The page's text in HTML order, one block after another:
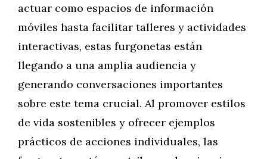
actuar como espacios de información
móviles hasta facilitar talleres y actividades
interactivas, estas furgonetas están
llegando a una amplia audiencia y
generando conversaciones importantes
sobre este tema crucial. Al promover estilos
de vida sostenibles y ofrecer ejemplos
prácticos de acciones individuales, las